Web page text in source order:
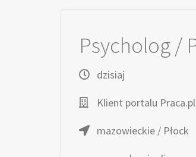
dzisiaj
Klient portalu Praca.pl
mazowieckie / Płock